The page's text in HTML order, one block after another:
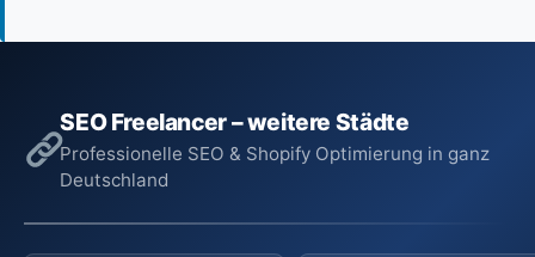
SEO Freelancer – weitere Städte
Professionelle SEO & Shopify Optimierung in ganz
Deutschland